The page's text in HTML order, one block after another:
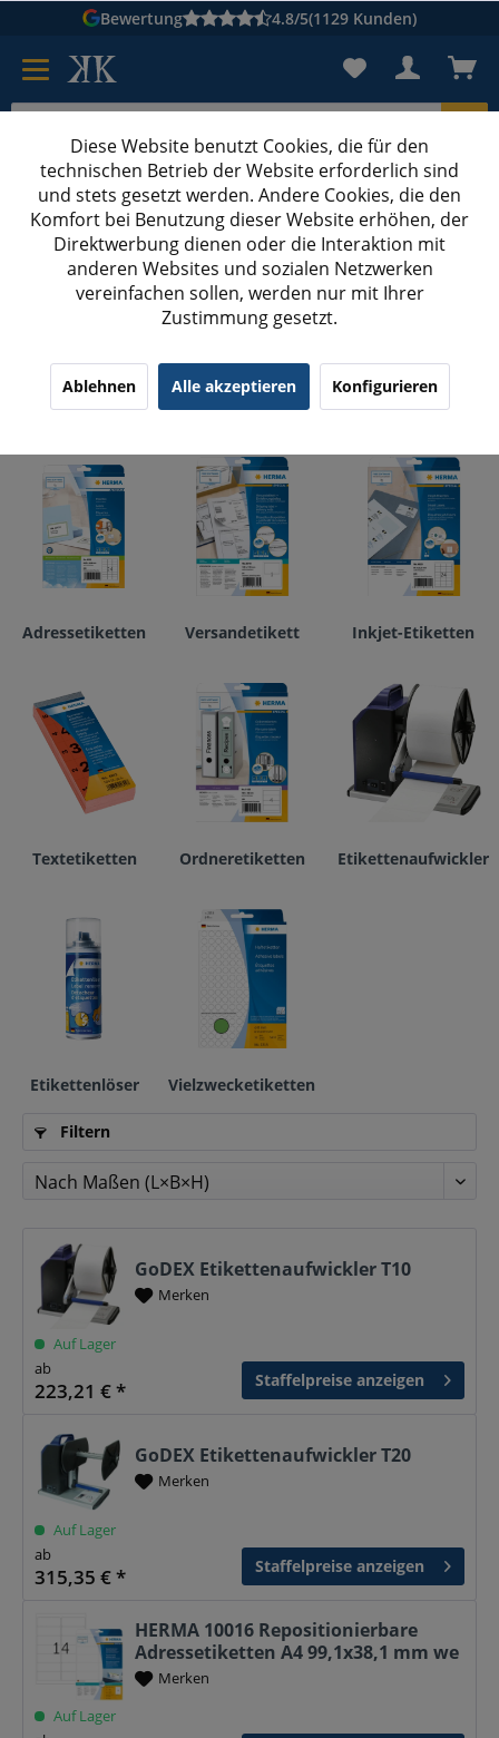
Bewertung 4.8/5(1129 Kunden)
Karton suchen
Kartons bedruckenKartons nach Maß
Etiketten
Etiketten drucken: Beste Qualität & schnelle
Lieferung
Adressetiketten Versandetikett Inkjet-Etiketten
Textetiketten Ordneretiketten Etikettenaufwickler
Etikettenlöser Vielzwecketiketten
Filtern
GoDEX Etikettenaufwickler T10
Merken
Auf Lager
ab
223,21 € * Staffelpreise anzeigen
GoDEX Etikettenaufwickler T20
Merken
Auf Lager
ab
315,35 € * Staffelpreise anzeigen
HERMA 10016 Repositionierbare
Adressetiketten A4 99,1x38,1 mm we
Merken
Auf Lager
Diese Website benutzt Cookies, die für den
technischen Betrieb der Website erforderlich sind
und stets gesetzt werden. Andere Cookies, die den
Komfort bei Benutzung dieser Website erhöhen, der
Direktwerbung dienen oder die Interaktion mit
anderen Websites und sozialen Netzwerken
vereinfachen sollen, werden nur mit Ihrer
Zustimmung gesetzt.
Ablehnen Alle akzeptieren Konfigurieren